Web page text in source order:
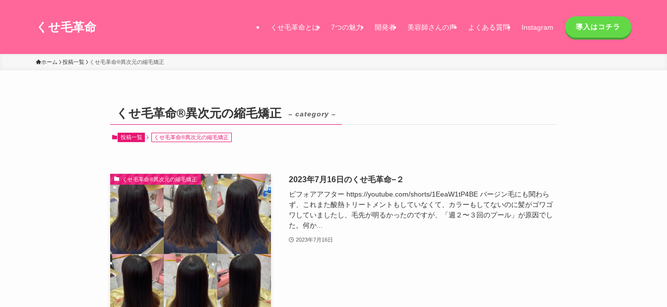
くせ毛革命 くせ毛革命とは 7つの魅力 開発者 美容師さんの声 よくある質問 Instagram 導入はコチラ
ホーム 投稿一覧 くせ毛革命®︎異次元の縮毛矯正
くせ毛革命®︎異次元の縮毛矯正 – category –
投稿一覧 くせ毛革命®︎異次元の縮毛矯正
くせ毛革命®︎異次元の縮毛矯正 2023年7月16日のくせ毛革命−２
ビフォアアフター https://youtube.com/shorts/1EeaW1tP4BE バージン毛にも関わら
ず、これまた酸熱トリートメントもしていなくて、カラーもしてないのに髪がゴワゴ
ワしていましたし、毛先が明るかったのですが、「週２〜３回のプール」が原因でし
た。何か...
2023年7月16日